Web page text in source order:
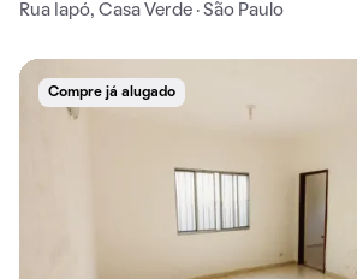
Rua Iapó, Casa Verde · São Paulo
Compre já alugado